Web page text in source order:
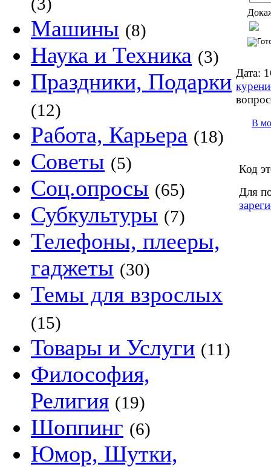
Машины (8)
Наука и Техника (3)
Праздники, Подарки
(12)
Работа, Карьера (18)
Советы (5)
Соц.опросы (65)
Субкультуры (7)
Телефоны, плееры,
гаджеты (30)
Темы для взрослых
(15)
Товары и Услуги (11)
Философия,
Религия (19)
Шоппинг (6)
Юмор, Шутки,
Дата:
В
Код
Для